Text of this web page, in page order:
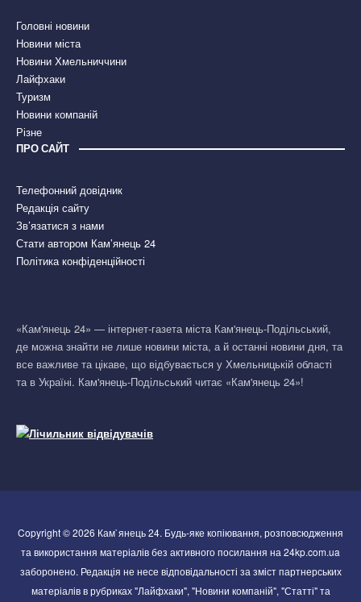
Головні новини
Новини міста
Новини Хмельниччини
Лайфхаки
Туризм
Новини компаній
Різне
ПРО САЙТ
Телефонний довідник
Редакція сайту
Зв’язатися з нами
Стати автором Кам’янець 24
Політика конфіденційності
«Кам'янець 24» — інтернет-газета міста Кам'янець-Подільський,
де можна знайти не лише новини міста, а й останні новини дня, та
все важливе та цікаве, що відбувається у Хмельницькій області
та в Україні. Кам'янець-Подільський читає «Кам'янець 24»!
Copyright © 2026 Кам`янець 24. Будь-яке копіювання, розповсюдження
та використання матеріалів без активного посилання на 24kp.com.ua
заборонено. Редакція не несе відповідальності за зміст партнерських
матеріалів в рубриках "Лайфхаки", "Новини компаній", "Статті" та